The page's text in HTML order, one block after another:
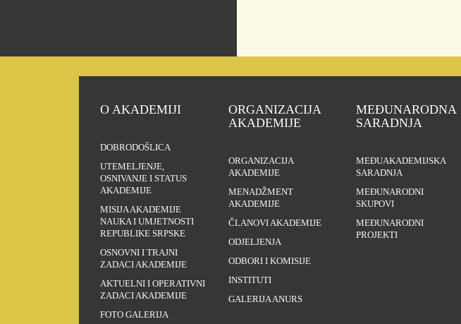
O AKADEMIJI
DOBRODOŠLICA
UTEMELJENJE,
OSNIVANJE I STATUS
AKADEMIJE
MISIJA AKADEMIJE
NAUKA I UMJETNOSTI
REPUBLIKE SRPSKE
OSNOVNI I TRAJNI
ZADACI AKADEMIJE
AKTUELNI I OPERATIVNI
ZADACI AKADEMIJE
FOTO GALERIJA
ORGANIZACIJA
AKADEMIJE
ORGANIZACIJA
AKADEMIJE
MENADŽMENT
AKADEMIJE
ČLANOVI AKADEMIJE
ODJELJENJA
ODBORI I KOMISIJE
INSTITUTI
GALERIJA ANURS
MEĐUNARODNA
SARADNJA
MEĐUAKADEMIJSKA
SARADNJA
MEĐUNARODNI
SKUPOVI
MEĐUNARODNI
PROJEKTI